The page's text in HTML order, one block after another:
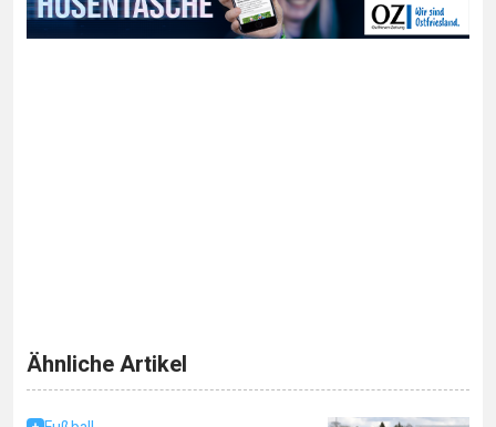
Ähnliche Artikel